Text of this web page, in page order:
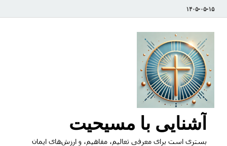
۱۴۰۵-۰۵-۱۵
آشنایی با مسیحیت
بستری است برای معرفی تعالیم، مفاهیم، و ارزش‌های ایمان